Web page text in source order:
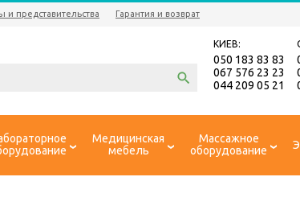
и представительства Гарантия и возврат
КИЕВ:
050 183 83 83
067 576 23 23
044 209 05 21
Медицинская
мебель
Массажное
оборудование